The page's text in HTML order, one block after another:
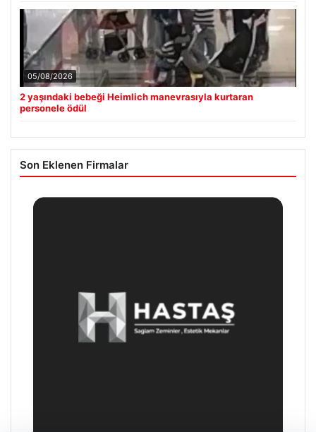
Hastaş Beton
26/05/2026
malta dil okulları |lemagrup.com.tr